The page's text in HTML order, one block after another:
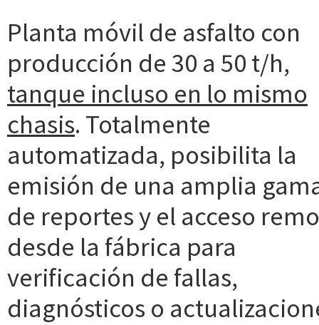
Planta móvil de asfalto con
producción de 30 a 50 t/h,
tanque incluso en lo mismo
chasis. Totalmente
automatizada, posibilita la
emisión de una amplia
de reportes y el acceso
desde la fábrica para
verificación de fallas,
diagnósticos o